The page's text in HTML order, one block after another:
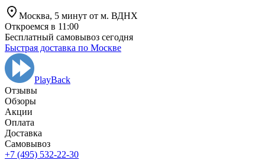
Москва, 5 минут от м. ВДНХ
Откроемся в 11:00
Бесплатный самовывоз сегодня
Быстрая доставка по Москве
PlayBack
Отзывы
Обзоры
Aкции
Оплата
Доставка
Самовывоз
+7 (495) 532-22-30